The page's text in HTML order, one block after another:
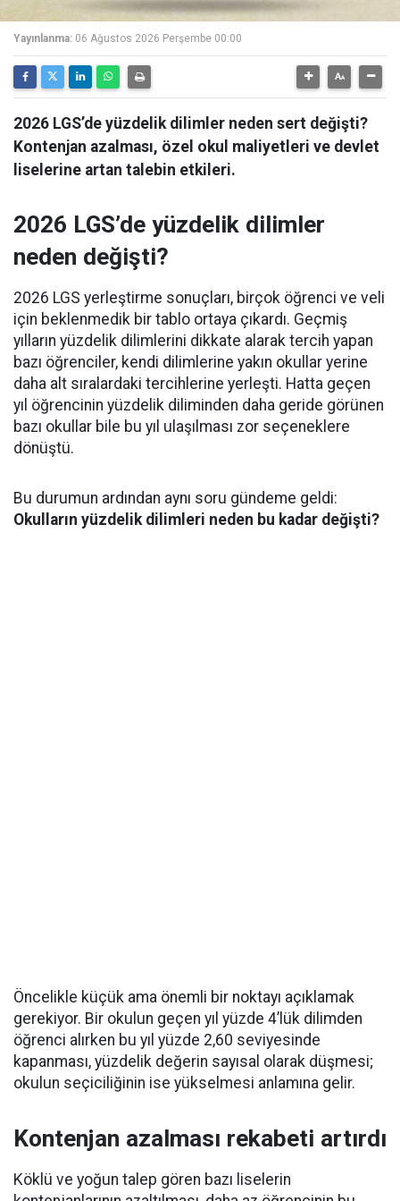
Yayınlanma: 06 Ağustos 2026 Perşembe 00:00
2026 LGS’de yüzdelik dilimler neden sert değişti?
Kontenjan azalması, özel okul maliyetleri ve devlet
liselerine artan talebin etkileri.
2026 LGS’de yüzdelik dilimler
neden değişti?
2026 LGS yerleştirme sonuçları, birçok öğrenci ve veli
için beklenmedik bir tablo ortaya çıkardı. Geçmiş
yılların yüzdelik dilimlerini dikkate alarak tercih yapan
bazı öğrenciler, kendi dilimlerine yakın okullar yerine
daha alt sıralardaki tercihlerine yerleşti. Hatta geçen
yıl öğrencinin yüzdelik diliminden daha geride görünen
bazı okullar bile bu yıl ulaşılması zor seçeneklere
dönüştü.
Bu durumun ardından aynı soru gündeme geldi:
Okulların yüzdelik dilimleri neden bu kadar değişti?
Öncelikle küçük ama önemli bir noktayı açıklamak
gerekiyor. Bir okulun geçen yıl yüzde 4’lük dilimden
öğrenci alırken bu yıl yüzde 2,60 seviyesinde
kapanması, yüzdelik değerin sayısal olarak düşmesi;
okulun seçiciliğinin ise yükselmesi anlamına gelir.
Kontenjan azalması rekabeti artırdı
Köklü ve yoğun talep gören bazı liselerin